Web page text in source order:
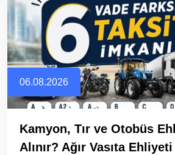
06.08.2026
Kamyon, Tır ve Otobüs
Alınır? Ağır Vasıta